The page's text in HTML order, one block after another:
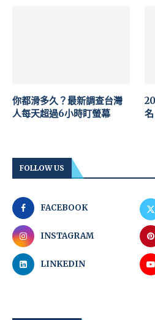
你都滑多久？最新調查台灣
人每天超過6小時盯螢幕
FOLLOW US
FACEBOOK
INSTAGRAM
LINKEDIN